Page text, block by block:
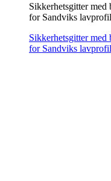
Sikkerhetsgitter med
for Sandviks
Sikkerhetsgitter med
for Sandviks